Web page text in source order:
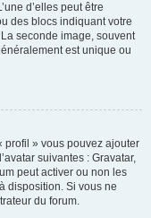
d’elles peut être
des blocs indiquant votre
seconde image, souvent
est unique ou
profil » vous pouvez ajouter
suivantes : Gravatar,
peut activer ou non les
disposition. Si vous ne
du forum.